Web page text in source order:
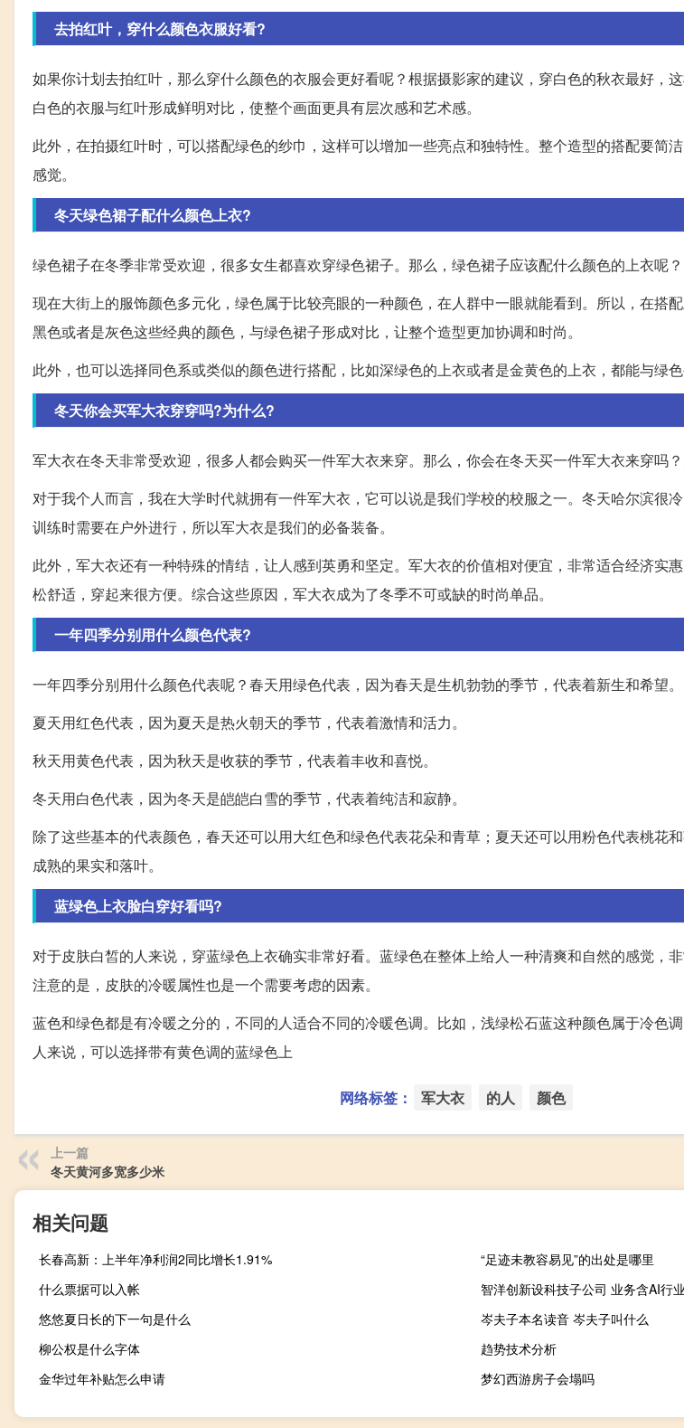
去拍红叶，穿什么颜色衣服好看?
如果你计划去拍红叶，那么穿什么颜色的衣服会更好看呢？根据摄影家的建议，穿白色的秋衣最好，这
白色的衣服与红叶形成鲜明对比，使整个画面更具有层次感和艺术感。
此外，在拍摄红叶时，可以搭配绿色的纱巾，这样可以增加一些亮点和独特性。整个造型的搭配要简
感觉。
冬天绿色裙子配什么颜色上衣?
绿色裙子在冬季非常受欢迎，很多女生都喜欢穿绿色裙子。那么，绿色裙子应该配什么颜色的上衣呢？
现在大街上的服饰颜色多元化，绿色属于比较亮眼的一种颜色，在人群中一眼就能看到。所以，在搭配
黑色或者是灰色这些经典的颜色，与绿色裙子形成对比，让整个造型更加协调和时尚。
此外，也可以选择同色系或类似的颜色进行搭配，比如深绿色的上衣或者是金黄色的上衣，都能与绿色
冬天你会买军大衣穿穿吗?为什么?
军大衣在冬天非常受欢迎，很多人都会购买一件军大衣来穿。那么，你会在冬天买一件军大衣来穿吗
对于我个人而言，我在大学时代就拥有一件军大衣，它可以说是我们学校的校服之一。冬天哈尔滨很
训练时需要在户外进行，所以军大衣是我们的必备装备。
此外，军大衣还有一种特殊的情结，让人感到英勇和坚定。军大衣的价值相对便宜，非常适合经济实
松舒适，穿起来很方便。综合这些原因，军大衣成为了冬季不可或缺的时尚单品。
一年四季分别用什么颜色代表?
一年四季分别用什么颜色代表呢？春天用绿色代表，因为春天是生机勃勃的季节，代表着新生和希望。
夏天用红色代表，因为夏天是热火朝天的季节，代表着激情和活力。
秋天用黄色代表，因为秋天是收获的季节，代表着丰收和喜悦。
冬天用白色代表，因为冬天是皑皑白雪的季节，代表着纯洁和寂静。
除了这些基本的代表颜色，春天还可以用大红色和绿色代表花朵和青草；夏天还可以用粉色代表桃花
成熟的果实和落叶。
蓝绿色上衣脸白穿好看吗?
对于皮肤白皙的人来说，穿蓝绿色上衣确实非常好看。蓝绿色在整体上给人一种清爽和自然的感觉，
注意的是，皮肤的冷暖属性也是一个需要考虑的因素。
蓝色和绿色都是有冷暖之分的，不同的人适合不同的冷暖色调。比如，浅绿松石蓝这种颜色属于冷色
人来说，可以选择带有黄色调的蓝绿色上
网络标签： 军大衣 的人 颜色
上一篇
冬天黄河多宽多少米
相关问题
长春高新：上半年净利润2同比增长1.91%
“足迹未教容易见”的出处是哪里
什么票据可以入帐
智洋创新设科技子公司 业务含AI行
悠悠夏日长的下一句是什么
岑夫子本名读音 岑夫子叫什么
柳公权是什么字体
趋势技术分析
金华过年补贴怎么申请
梦幻西游房子会塌吗